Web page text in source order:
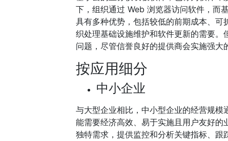
下，组织通过 Web 浏览器访问软件，而
具有多种优势，包括较低的前期成本、
织处理基础设施维护和软件更新的需要
问题，尽管信誉良好的提供商会实施强大
按应用细分
中小企业
与大型企业相比，中小型企业的经营规
能需要经济高效、易于实施且用户友好
独特需求，提供监控和分析关键指标、